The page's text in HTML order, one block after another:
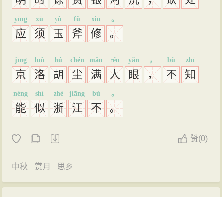
应
yīng
须
xū
玉
yù
斧
fǔ
修
xiū
。
。
京
jīng
洛
luò
胡
hú
尘
chén
满
mǎn
人
rén
眼
yǎn
，
，
不
bù
知
zhī
能
néng
似
shì
浙
zhè
江
jiāng
不
bù
。
。
赞(0)
中秋 赏月 思乡